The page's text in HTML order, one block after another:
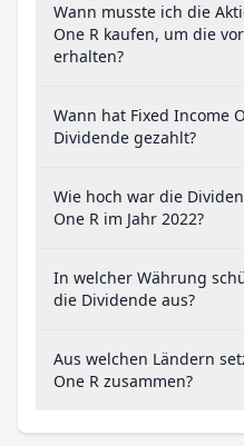
Wann musste ich die
One R kaufen, um die
erhalten?
Wann hat Fixed Income
Dividende gezahlt?
Wie hoch war die
One R im Jahr 2022?
In welcher Währung
die Dividende aus?
Aus welchen Ländern
One R zusammen?